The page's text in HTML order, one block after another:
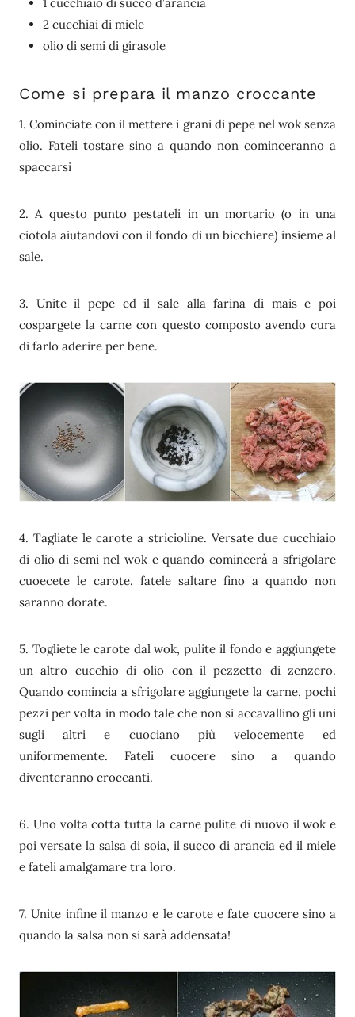
2 cucchiai di miele
olio di semi di girasole
Come si prepara il manzo croccante
1. Cominciate con il mettere i grani di pepe nel wok senza
olio. Fateli tostare sino a quando non cominceranno a
spaccarsi
2. A questo punto pestateli in un mortario (o in una
ciotola aiutandovi con il fondo di un bicchiere) insieme al
sale.
3. Unite il pepe ed il sale alla farina di mais e poi
cospargete la carne con questo composto avendo cura
di farlo aderire per bene.
4. Tagliate le carote a stricioline. Versate due cucchiaio
di olio di semi nel wok e quando comincerà a sfrigolare
cuoecete le carote. fatele saltare fino a quando non
saranno dorate.
5. Togliete le carote dal wok, pulite il fondo e aggiungete
un altro cucchio di olio con il pezzetto di zenzero.
Quando comincia a sfrigolare aggiungete la carne, pochi
pezzi per volta in modo tale che non si accavallino gli uni
sugli altri e cuociano più velocemente ed
uniformemente. Fateli cuocere sino a quando
diventeranno croccanti.
6. Uno volta cotta tutta la carne pulite di nuovo il wok e
poi versate la salsa di soia, il succo di arancia ed il miele
e fateli amalgamare tra loro.
7. Unite infine il manzo e le carote e fate cuocere sino a
quando la salsa non si sarà addensata!